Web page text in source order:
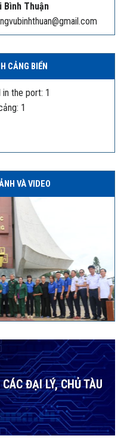
Bình Thuận
CẢNG BIỂN
the port: 1
1
VÀ VIDEO
ĐẠI LÝ, CHỦ TÀU